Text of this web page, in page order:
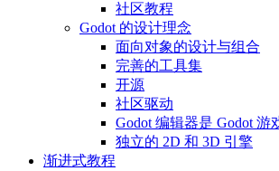
社区教程
Godot 的设计理念
面向对象的设计与组合
完善的工具集
开源
社区驱动
Godot 编辑器是 Godot 游
独立的 2D 和 3D 引擎
渐进式教程